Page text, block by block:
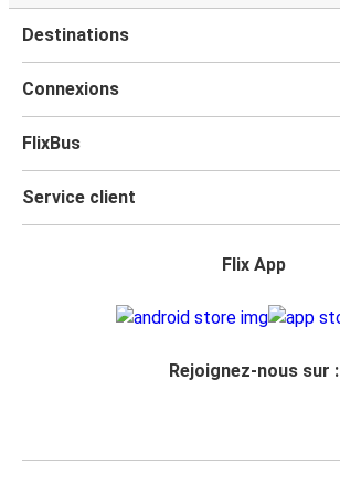
Destinations
Connexions
FlixBus
Service client
Flix App
Rejoignez-nous sur :